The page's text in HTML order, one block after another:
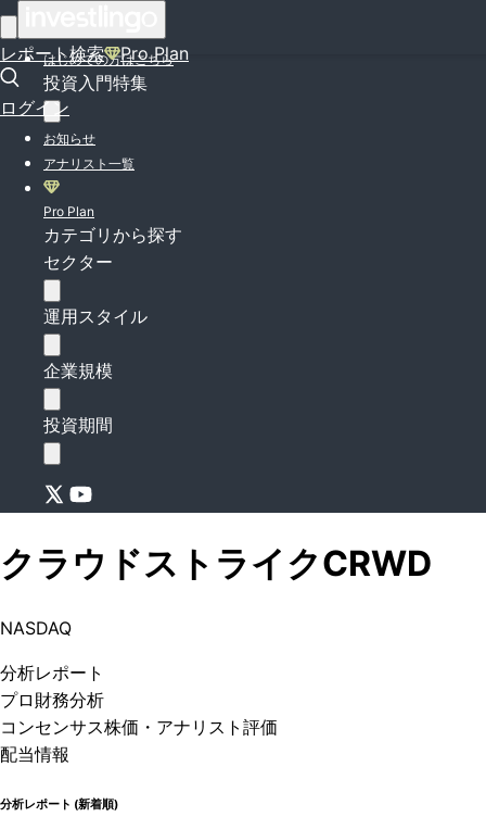
レポート検索 Pro Plan
ログイン
はじめての方はこちら
投資入門特集
お知らせ
アナリスト一覧
Pro Plan
カテゴリから探す
セクター
運用スタイル
企業規模
投資期間
クラウドストライクCRWD
NASDAQ
分析レポート
プロ 財務分析
コンセンサス株価 ・アナリスト評価
配当情報
分析レポート (新着順)